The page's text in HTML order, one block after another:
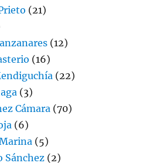
(21)
(12)
(16)
(22)
(3)
Cámara (70)
(6)
(5)
Sánchez (2)